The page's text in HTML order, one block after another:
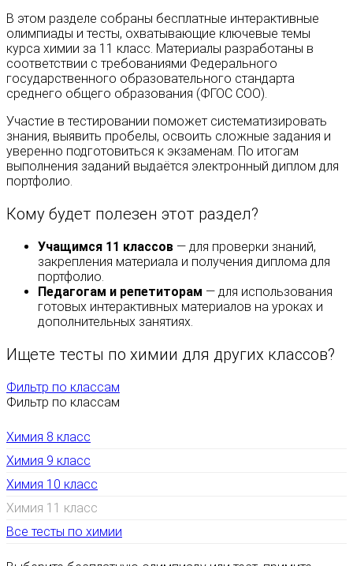
В этом разделе собраны бесплатные интерактивные
олимпиады и тесты, охватывающие ключевые темы
курса химии за 11 класс. Материалы разработаны в
соответствии с требованиями Федерального
государственного образовательного стандарта
среднего общего образования (ФГОС СОО).
Участие в тестировании поможет систематизировать
знания, выявить пробелы, освоить сложные задания и
уверенно подготовиться к экзаменам. По итогам
выполнения заданий выдаётся электронный диплом для
портфолио.
Кому будет полезен этот раздел?
Учащимся 11 классов — для проверки знаний,
закрепления материала и получения диплома для
портфолио.
Педагогам и репетиторам — для использования
готовых интерактивных материалов на уроках и
дополнительных занятиях.
Ищете тесты по химии для других классов?
Фильтр по классам
Фильтр по классам
Химия 8 класс
Химия 9 класс
Химия 10 класс
Химия 11 класс
Все тесты по химии